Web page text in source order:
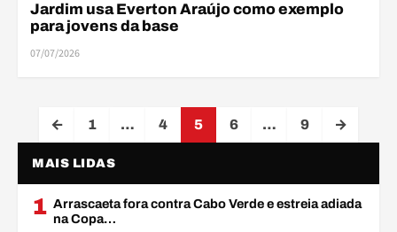
BASE
Jardim usa Everton Araújo como exemplo
para jovens da base
07/07/2026
Navegação de páginas
← 1 … 4 5 6 … 9 →
MAIS LIDAS
1 Arrascaeta fora contra Cabo Verde e estreia adiada
na Copa…